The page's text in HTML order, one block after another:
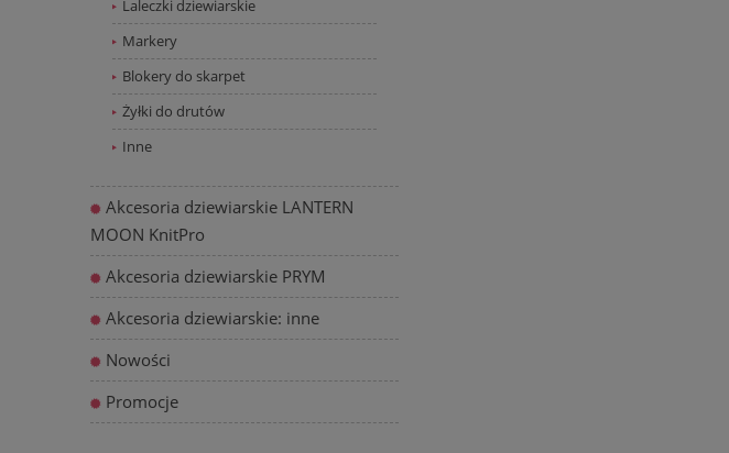
Laleczki dziewiarskie
Markery
Blokery do skarpet
Żyłki do drutów
Inne
Akcesoria dziewiarskie LANTERN
MOON KnitPro
Akcesoria dziewiarskie PRYM
Akcesoria dziewiarskie: inne
Nowości
Promocje